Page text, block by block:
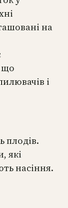
на
що
і
плодів.
які
насіння.